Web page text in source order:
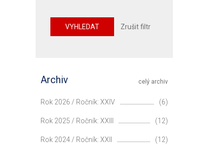
VYHLEDAT Zrušit filtr
celý archiv
Archiv
Rok 2026 / Ročník: XXIV (6)
Rok 2025 / Ročník: XXIII (12)
Rok 2024 / Ročník: XXII (12)